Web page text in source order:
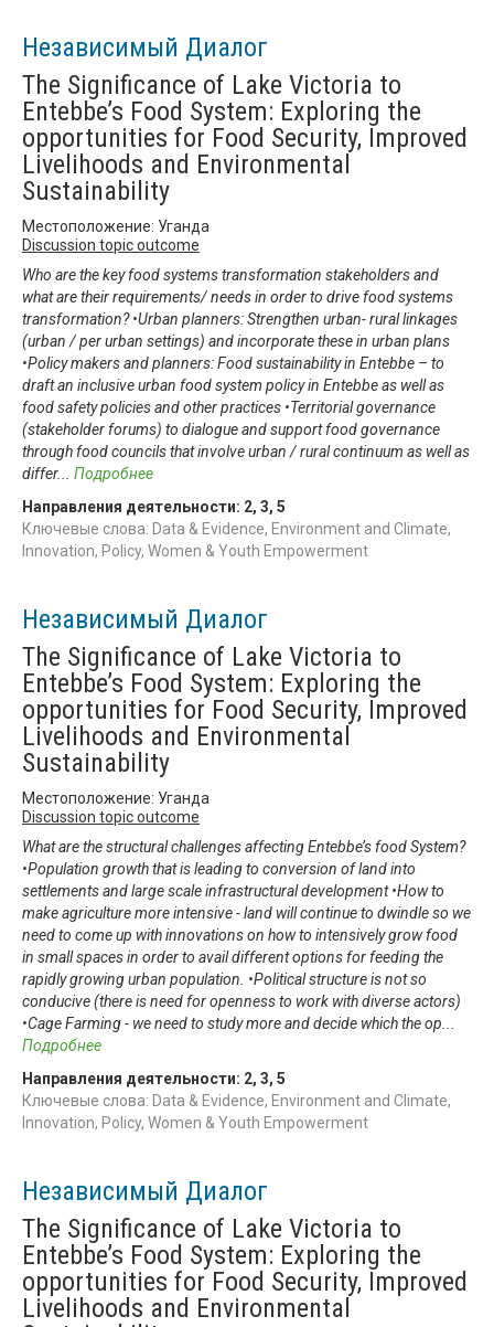
Независимый Диалог
The Significance of Lake Victoria to
Entebbe’s Food System: Exploring the
opportunities for Food Security, Improved
Livelihoods and Environmental
Sustainability
Местоположение: Уганда
Discussion topic outcome
Who are the key food systems transformation stakeholders and
what are their requirements/ needs in order to drive food systems
transformation? •Urban planners: Strengthen urban- rural linkages
(urban / per urban settings) and incorporate these in urban plans
•Policy makers and planners: Food sustainability in Entebbe – to
draft an inclusive urban food system policy in Entebbe as well as
food safety policies and other practices •Territorial governance
(stakeholder forums) to dialogue and support food governance
through food councils that involve urban / rural continuum as well as
differ... Подробнее
Направления деятельности: 2, 3, 5
Ключевые слова: Data & Evidence, Environment and Climate,
Innovation, Policy, Women & Youth Empowerment
Независимый Диалог
The Significance of Lake Victoria to
Entebbe’s Food System: Exploring the
opportunities for Food Security, Improved
Livelihoods and Environmental
Sustainability
Местоположение: Уганда
Discussion topic outcome
What are the structural challenges affecting Entebbe’s food System?
•Population growth that is leading to conversion of land into
settlements and large scale infrastructural development •How to
make agriculture more intensive - land will continue to dwindle so we
need to come up with innovations on how to intensively grow food
in small spaces in order to avail different options for feeding the
rapidly growing urban population. •Political structure is not so
conducive (there is need for openness to work with diverse actors)
•Cage Farming - we need to study more and decide which the op
Подробнее
Направления деятельности: 2, 3, 5
Ключевые слова: Data & Evidence, Environment and Climate,
Innovation, Policy, Women & Youth Empowerment
Независимый Диалог
The Significance of Lake Victoria to
Entebbe’s Food System: Exploring the
opportunities for Food Security, Improved
Livelihoods and Environmental